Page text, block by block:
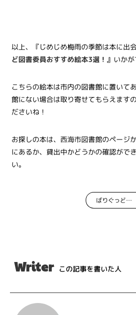
以上、『じめじめ梅雨の季節は本に出
ど図書委員おすすめ絵本3選！ 』 いか
こちらの絵本は市内の図書館に置いて
館にない場合は取り寄せてもらえます
ださいね！
お探しの本は、 西海市図書館のページ
にあるか、貸出中かどうかの確認がで
い。
ばりぐっど図書委員
Writer この記事を書いた人